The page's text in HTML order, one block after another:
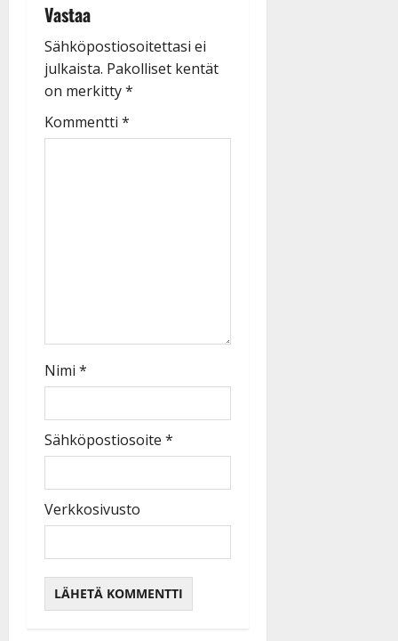
Vastaa
Sähköpostiosoitettasi ei
julkaista. Pakolliset kentät
on merkitty*
Kommentti *
Nimi *
Sähköpostiosoite *
Verkkosivusto